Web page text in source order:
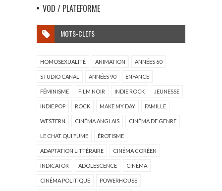
VOD / PLATEFORME
MOTS-CLEFS
HOMOSEXUALITÉ ANIMATION ANNÉES 60
STUDIO CANAL ANNÉES 90 ENFANCE
FÉMINISME FILM NOIR INDIE ROCK JEUNESSE
INDIE POP ROCK MAKE MY DAY FAMILLE
WESTERN CINÉMA ANGLAIS CINÉMA DE GENRE
LE CHAT QUI FUME ÉROTISME
ADAPTATION LITTÉRAIRE CINÉMA CORÉEN
INDICATOR ADOLESCENCE CINÉMA
CINÉMA POLITIQUE POWERHOUSE